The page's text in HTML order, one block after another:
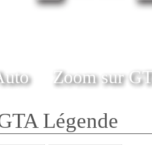
Zoom sur
Légende